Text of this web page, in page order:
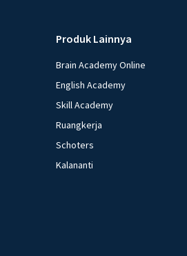
Produk Lainnya
Brain Academy Online
English Academy
Skill Academy
Ruangkerja
Schoters
Kalananti